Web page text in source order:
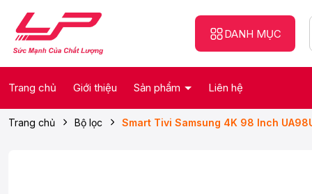
DANH MỤC
Trang chủ Giới thiệu Sản phẩm Liên hệ
Trang chủ Bộ lọc Smart Tivi Samsung 4K 98 Inch